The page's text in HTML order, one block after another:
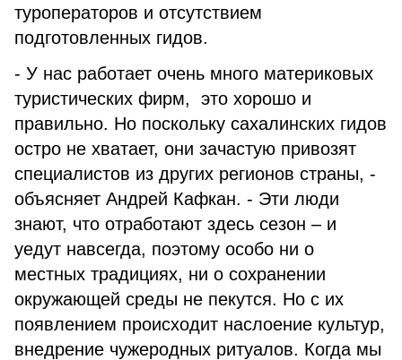
туроператоров и отсутствием
подготовленных гидов.
- У нас работает очень много материковых
туристических фирм, это хорошо и
правильно. Но поскольку сахалинских гидов
остро не хватает, они зачастую привозят
специалистов из других регионов страны, -
объясняет Андрей Кафкан. - Эти люди
знают, что отработают здесь сезон – и
уедут навсегда, поэтому особо ни о
местных традициях, ни о сохранении
окружающей среды не пекутся. Но с их
появлением происходит наслоение культур,
внедрение чужеродных ритуалов. Когда мы